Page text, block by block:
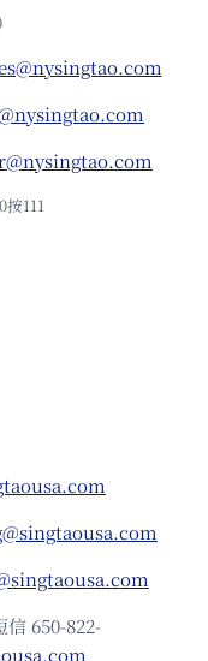
111
信 650-822-